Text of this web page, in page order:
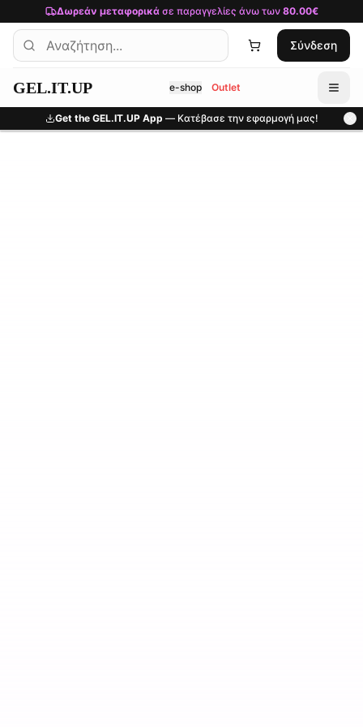
Μετάβαση στο κύριο περιεχόμενο
Δωρεάν μεταφορικάσε παραγγελίες άνω των 80.00€
Σύνδεση
GEL.IT.UP e-shop Outlet
Get the GEL.IT.UP App — Κατέβασε την εφαρμογή μας!